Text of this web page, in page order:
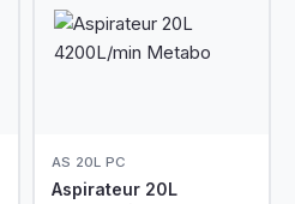
AS 20L PC
Aspirateur 20L